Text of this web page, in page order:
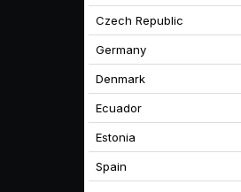
Czech Republic
Germany
Denmark
Ecuador
Estonia
Spain